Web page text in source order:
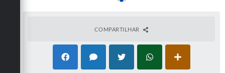
COMPARTILHAR